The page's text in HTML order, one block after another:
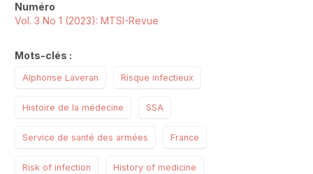
Numéro
Vol. 3 No 1 (2023): MTSI-Revue
Mots-clés :
Alphonse Laveran Risque infectieux
Histoire de la médecine SSA
Service de santé des armées France
Risk of infection History of medicine